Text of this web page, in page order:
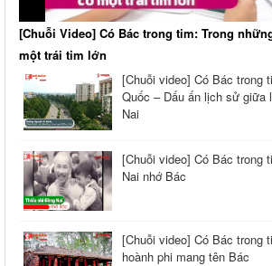
[Chuỗi Video] Có Bác trong tim: Trong
một trái tim lớn
[Chuỗi video] Có Bác trong
Quốc – Dấu ấn lịch sử giữa
Nai
[Chuỗi video] Có Bác trong
Nai nhớ Bác
[Chuỗi video] Có Bác trong
hoành phi mang tên Bác